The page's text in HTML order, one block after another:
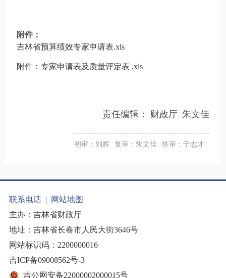
附件：
吉林省预算绩效专家申请表.xls
附件：专家申请表及质量评定表 .xls
责任编辑： 财政厅_朱文佳
初审：刘辉 复审：朱文佳 终审：于志才
联系电话 |
网站地图
主办：吉林省财政厅
地址：吉林省长春市人民大街3646号
网站标识码：2200000016
吉ICP备09008562号-3
吉公网安备22000002000015号